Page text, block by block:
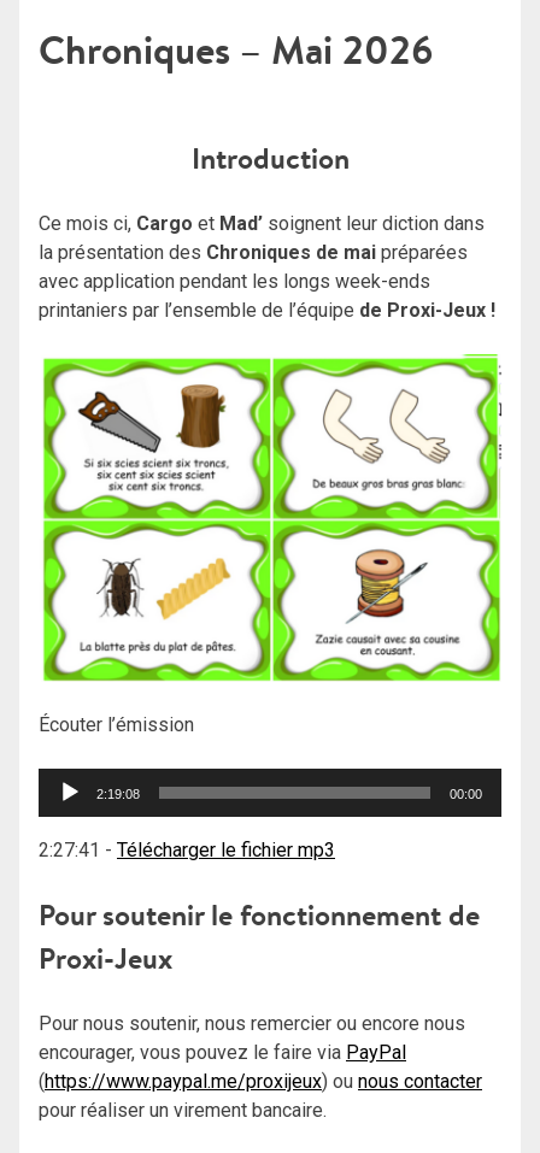
Chroniques – Mai 2026
Introduction
Ce mois ci, Cargo et Mad’ soignent leur diction dans
la présentation des Chroniques de mai préparées
avec application pendant les longs week-ends
printaniers par l’ensemble de l’équipe de Proxi-Jeux !
Écouter l’émission
Lecteur
2:19:08 00:00
2:27:41 - Télécharger le fichier mp3
Pour soutenir le fonctionnement de
Proxi-Jeux
Pour nous soutenir, nous remercier ou encore nous
encourager, vous pouvez le faire via PayPal
(https://www.paypal.me/proxijeux) ou nous contacter
pour réaliser un virement bancaire.